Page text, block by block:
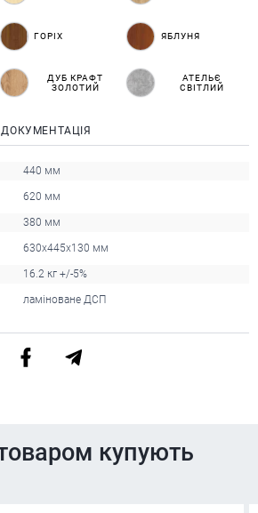
ГОРІХ ЯБЛУНЯ
ДУБ КРАФТ
ЗОЛОТИЙ
АТЕЛЬЄ
СВІТЛИЙ
ДОКУМЕНТАЦІЯ
440 мм
620 мм
380 мм
630х445х130 мм
16.2 кг +/-5%
ламіноване ДСП
купують